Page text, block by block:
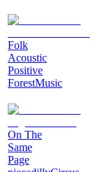
Folk
Acoustic
Positive
ForestMusic
On The
Same
Page